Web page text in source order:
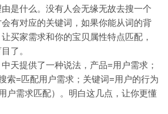
是什么。没有人会无缘无故去搜一个
有对应的关键词，如果你能从词的背
买家需求和你的宝贝属性特点匹配，
了。
提供了一种说法，产品=用户需求；
索=匹配用户需求；关键词=用户的行为
户需求匹配）。明白这几点，让你更懂